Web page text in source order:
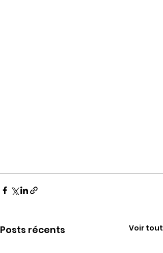
Posts récents Voir tout